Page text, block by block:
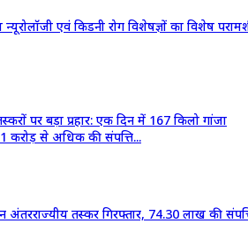
एवं किडनी रोग विशेषज्ञों का विशेष
पर बड़ा प्रहार: एक दिन में 167 किलो गांजा
करोड़ से अधिक की संपत्ति...
तस्कर गिरफ्तार, 74.30 लाख की